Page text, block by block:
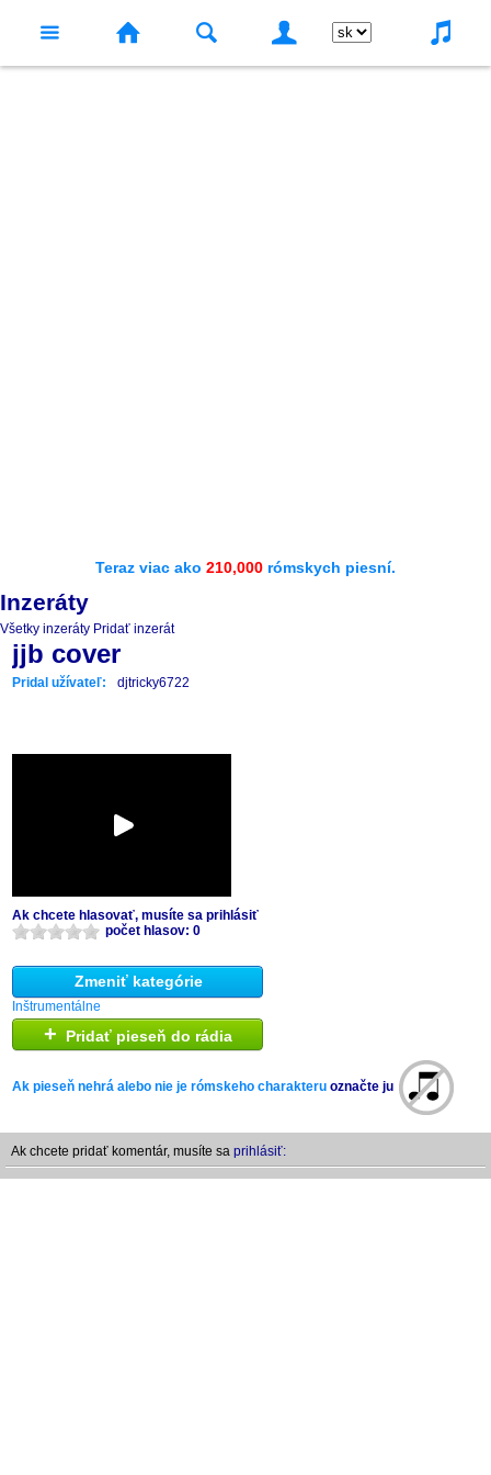
Teraz viac ako 210,000 rómskych piesní.
Inzeráty
Všetky inzeráty Pridať inzerát
jjb cover
Pridal užívateľ: djtricky6722
Ak chcete hlasovať, musíte sa prihlásiť
počet hlasov: 0
Zmeniť kategórie
Inštrumentálne
+ Pridať pieseň do rádia
Ak pieseň nehrá alebo nie je rómskeho charakteru označte ju
Ak chcete pridať komentár, musíte sa prihlásiť: